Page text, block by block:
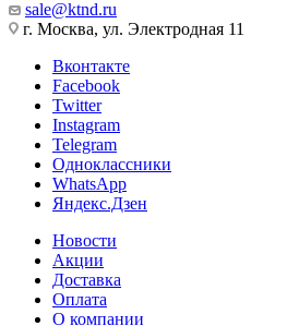
sale@ktnd.ru
г. Москва, ул. Электродная 11
Вконтакте
Facebook
Twitter
Instagram
Telegram
Одноклассники
WhatsApp
Яндекс.Дзен
Новости
Акции
Доставка
Оплата
О компании